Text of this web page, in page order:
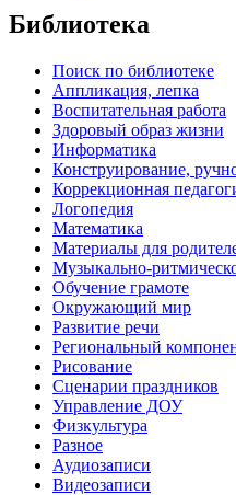
Библиотека
Поиск по библиотеке
Аппликация, лепка
Воспитательная работа
Здоровый образ жизни
Информатика
Конструирование,
Коррекционная
Логопедия
Математика
Материалы для
Музыкально-
Обучение грамоте
Окружающий мир
Развитие речи
Региональный
Рисование
Сценарии праздников
Управление ДОУ
Физкультура
Разное
Аудиозаписи
Видеозаписи